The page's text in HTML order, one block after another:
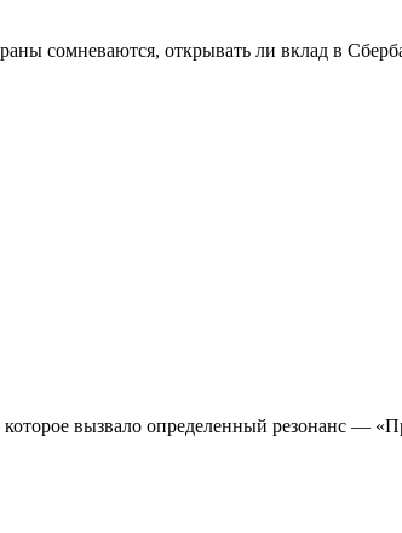
сомневаются, открывать ли вклад в
вызвало определенный резонанс —